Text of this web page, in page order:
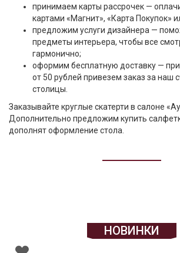
принимаем карты рассрочек —
картами «Магнит», «Карта Покупок»
предложим услуги дизайнера —
предметы интерьера, чтобы все
гармонично;
оформим бесплатную доставку —
от 50 рублей привезем заказ за наш
столицы.
Заказывайте круглые скатерти в салоне
Дополнительно предложим купить
дополнят оформление стола.
НОВИНКИ